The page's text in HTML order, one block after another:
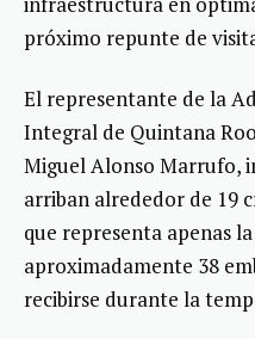
próximo repunte de
El representante de la
Integral de Quintana
Miguel Alonso Marrufo,
arriban alrededor de 19
que representa apenas
aproximadamente 38
recibirse durante la